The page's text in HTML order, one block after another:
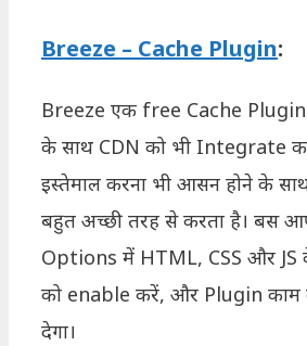
Breeze – Cache Plugin:
Breeze एक free Cache
के साथ CDN को भी Integrate
इस्तेमाल करना भी आसन होने के
बहुत अच्छी तरह से करता है। बस
Options में HTML, CSS और
को enable करें, और Plugin
देगा।